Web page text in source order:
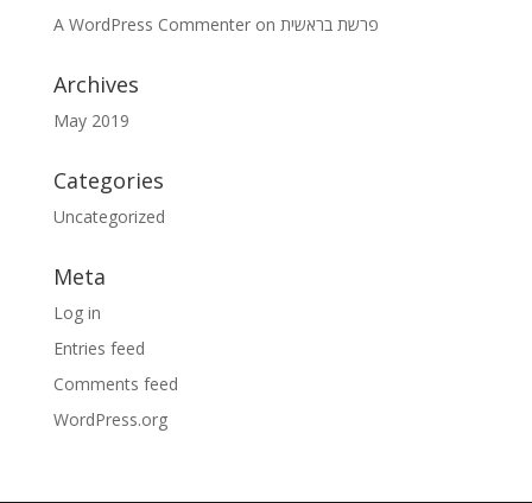
A WordPress Commenteron פרשת בראשית
Archives
May 2019
Categories
Uncategorized
Meta
Log in
Entries feed
Comments feed
WordPress.org